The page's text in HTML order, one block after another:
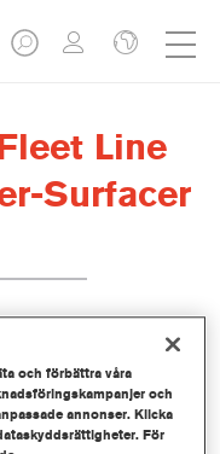
Line
Surfacer
U110W – U110B
som
och förbättra våra
och
annonser. Klicka
För